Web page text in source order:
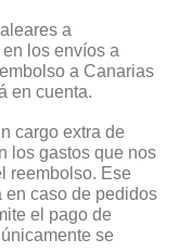
a
los envíos a
a Canarias
en cuenta.
cargo extra de
los gastos que nos
reembolso. Ese
en caso de pedidos
el pago de
se